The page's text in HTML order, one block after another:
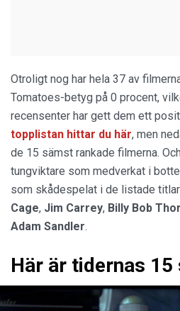
Otroligt nog har hela 37 av
Tomatoes-betyg på 0 procent,
recensenter har gett dem ett
topplistan hittar du här, men
de 15 sämst rankade filmerna.
tungviktare som medverkat i
som skådespelat i de listade
Cage, Jim Carrey, Billy Bob
Adam Sandler.
Här är tidernas